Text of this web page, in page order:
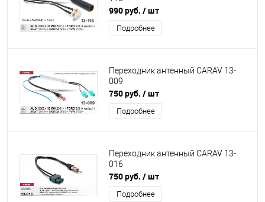
990 руб. / шт
Подробнее
Переходник антенный CARAV 13-
009
750 руб. / шт
Подробнее
Переходник антенный CARAV 13-
016
750 руб. / шт
Подробнее